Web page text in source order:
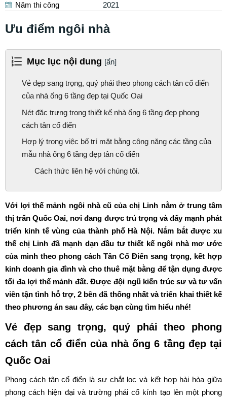
Năm thi công 2021
Ưu điểm ngôi nhà
Mục lục nội dung [ẩn]
Vẻ đẹp sang trọng, quý phái theo phong cách tân cổ điển
của nhà ống 6 tầng đẹp tại Quốc Oai
Nét đặc trưng trong thiết kế nhà ống 6 tầng đẹp phong
cách tân cổ điển
Hợp lý trong việc bố trí mặt bằng công năng các tầng của
mẫu nhà ống 6 tầng đẹp tân cổ điển
Cách thức liên hệ với chúng tôi.
Với lợi thế mảnh ngôi nhà cũ của chị Linh nằm ở trung tâm
thị trấn Quốc Oai, nơi đang được trú trọng và đẩy mạnh phát
triển kinh tế vùng của thành phố Hà Nội. Nắm bắt được xu
thế chị Linh đã mạnh dạn đầu tư thiết kế ngôi nhà mơ ước
của mình theo phong cách Tân Cổ Điển sang trọng, kết hợp
kinh doanh gia đình và cho thuê mặt bằng để tận dụng được
tối đa lợi thế mảnh đất. Được đội ngũ kiến trúc sư và tư vấn
viên tận tình hỗ trợ, 2 bên đã thống nhất và triển khai thiết kế
theo phương án sau đây, các bạn cùng tìm hiểu nhé!
Vẻ đẹp sang trọng, quý phái theo phong
cách tân cổ điển của nhà ống 6 tầng đẹp tại
Quốc Oai
Phong cách tân cổ điển là sự chắt lọc và kết hợp hài hòa giữa
phong cách hiện đại và trường phái cổ kính tạo lên một phong